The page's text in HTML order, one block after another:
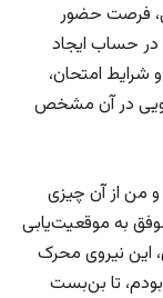
فرصت حضور
در حساب ایجاد
شرایط امتحان،
در آن مشخص
و من از آن چیزی
به موقعیت‌یابی
این نیروی محرک
تا بن‌بست